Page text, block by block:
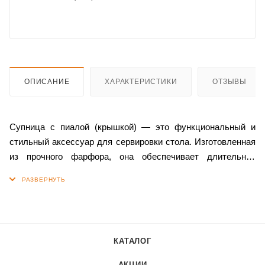
ОПИСАНИЕ ХАРАКТЕРИСТИКИ ОТЗЫВЫ
Супница с пиалой (крышкой) — это функциональный и
стильный аксессуар для сервировки стола. Изготовленная
из прочного фарфора, она обеспечивает длительное
защиты содержимого от проникновения посторонних
предметов и запахов. Это делает её особенно удобной для
КАТАЛОГ